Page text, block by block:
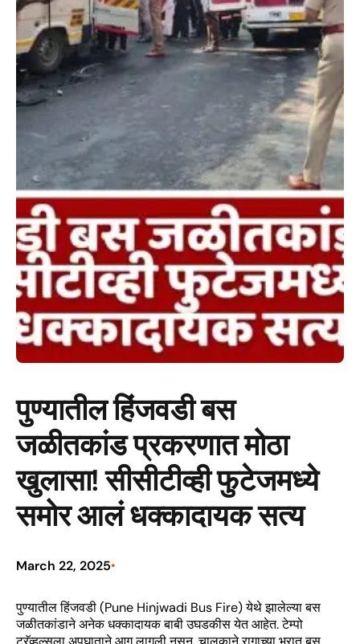
पुण्यातील हिंजवडी बस
जळीतकांड प्रकरणात मोठा
खुलासा! सीसीटीव्ही फुटेजमध्ये
समोर आलं धक्कादायक सत्य
March 22, 2025•
पुण्यातील हिंजवडी (Pune Hinjwadi Bus Fire) येथे झालेल्या बस
जळीतकांडाने अनेक धक्कादायक बाबी उघडकीस येत आहेत. टेम्पो